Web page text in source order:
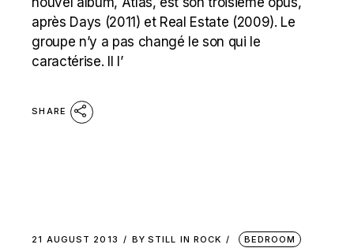
après Days (2011) et Real Estate (2009). Le
groupe n’y a pas changé le son qui le
caractérise. Il l’
SHARE
21 AUGUST 2013 BY STILL IN ROCK
BEDROOM